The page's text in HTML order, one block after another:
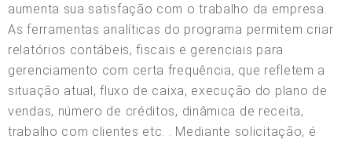
aumenta sua satisfação com o trabalho da empresa.
As ferramentas analíticas do programa permitem criar
relatórios contábeis, fiscais e gerenciais para
gerenciamento com certa frequência, que refletem a
situação atual, fluxo de caixa, execução do plano de
vendas, número de créditos, dinâmica de receita,
trabalho com clientes etc. . Mediante solicitação, é